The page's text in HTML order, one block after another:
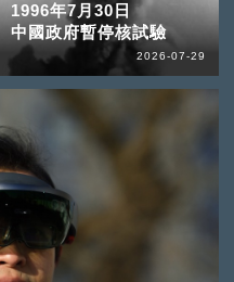
1996年7月30日
中國政府暫停核試驗
2026-07-29